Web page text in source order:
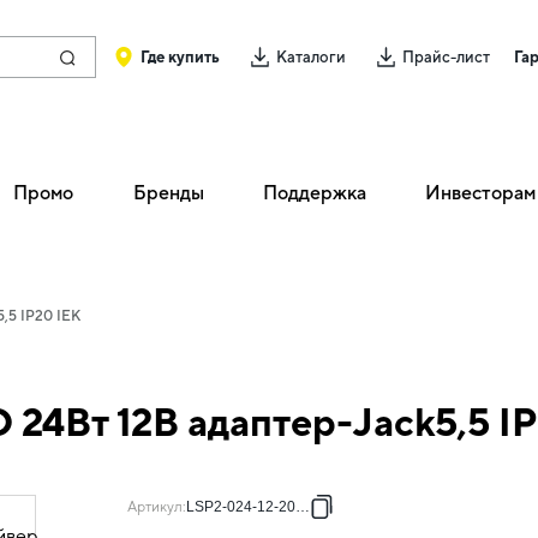
Где купить Каталоги Прайс-лист
Промо Бренды Поддержка Инвесторам
IP20 IEK
12В адаптер-Jack5,5
Артикул: LSP2-024-12-20-11